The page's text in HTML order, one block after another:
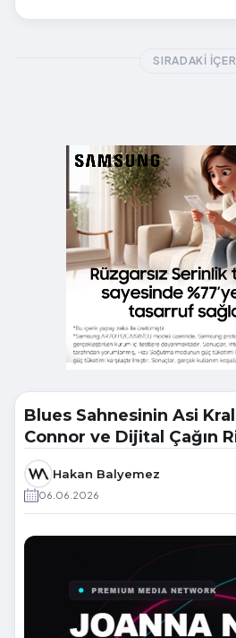
SIRADAKI
Blues Sahnesinin Asi
Connor ve Dijital Çağın
Hakan Balyemez
06.06.2026